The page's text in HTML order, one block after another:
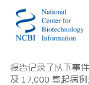
报告记录了以下事
及 17,000 多起病